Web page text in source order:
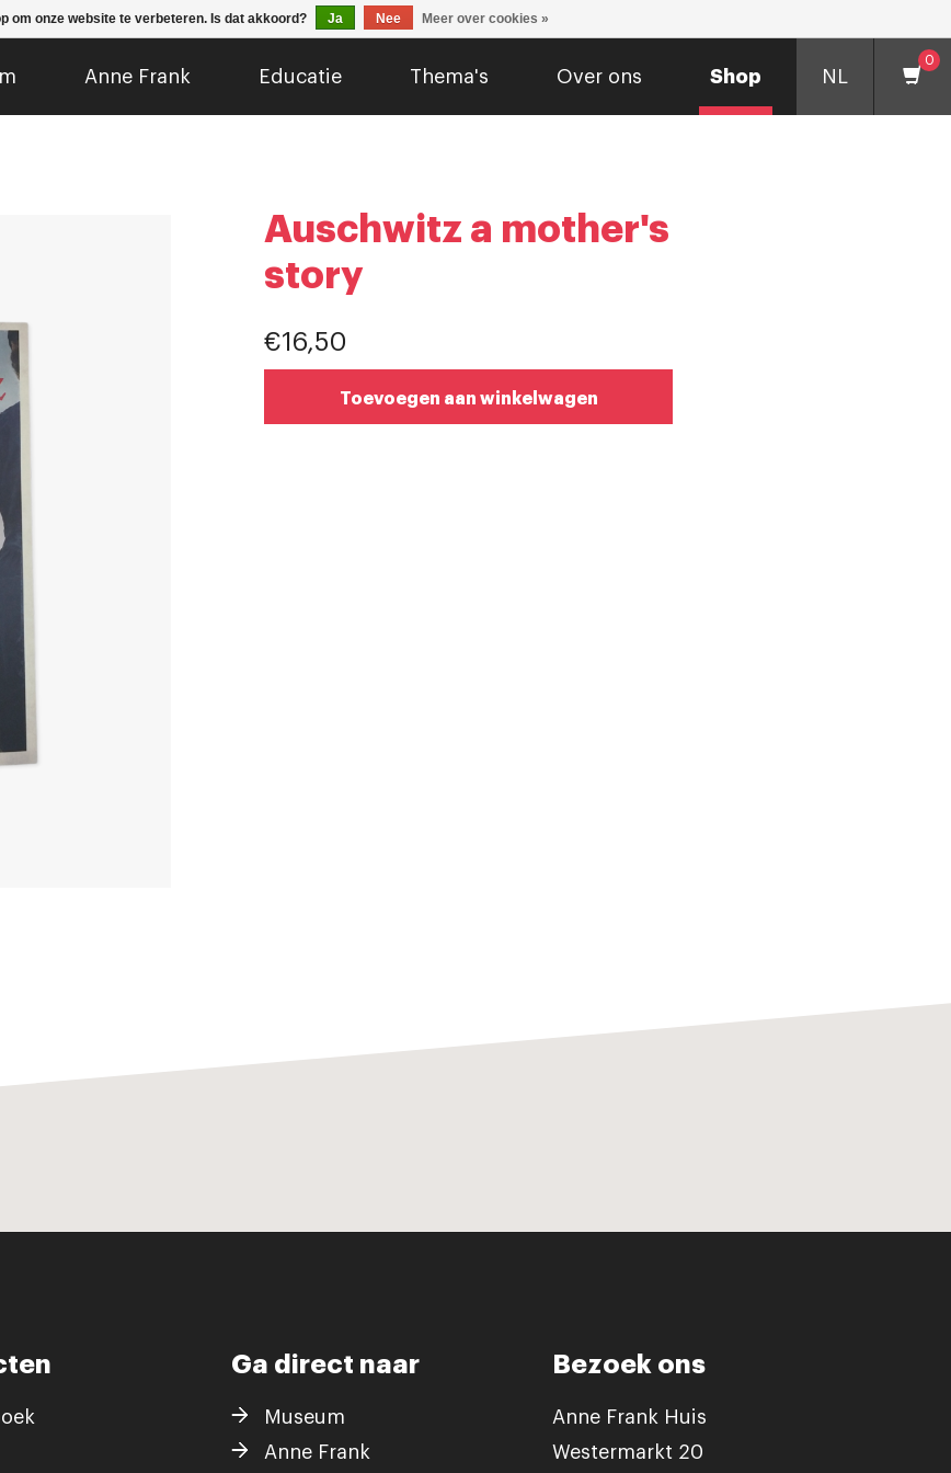
Anne Frank Educatie Thema's Over ons Shop NL
0
Auschwitz a mother's
story
€16,50
Toevoegen aan winkelwagen
Ga direct naar
Museum
Anne Frank
Bezoek ons
Anne Frank Huis
Westermarkt 20
om onze website te verbeteren. Is dat akkoord? Ja Nee Meer over cookies »